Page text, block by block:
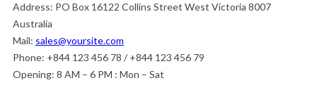
Address: PO Box 16122 Collins Street West Victoria 8007
Australia
Mail: sales@yoursite.com
Phone: +844 123 456 78 / +844 123 456 79
Opening: 8 AM – 6 PM : Mon – Sat